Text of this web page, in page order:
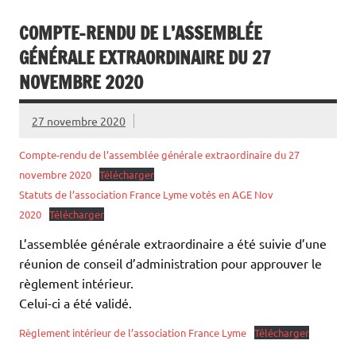
COMPTE-RENDU DE L’ASSEMBLÉE
GÉNÉRALE EXTRAORDINAIRE DU 27
NOVEMBRE 2020
27 novembre 2020
Compte-rendu de l’assemblée générale extraordinaire du 27
novembre 2020 Télécharger
Statuts de l’association France Lyme votés en AGE Nov
2020 Télécharger
L’assemblée générale extraordinaire a été suivie d’une
réunion de conseil d’administration pour approuver le
règlement intérieur.
Celui-ci a été validé.
Règlement intérieur de l’association France Lyme Télécharger